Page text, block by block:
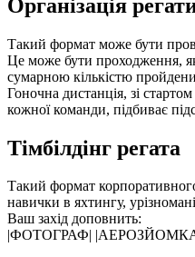
Організація
Такий формат може бути
Це може бути проходження,
сумарною кількістю
Гоночна дистанція, зі
кожної команди, підбиває
Тімбілдінг регата
Такий формат
навички в яхтингу,
Ваш захід доповнить:
|ФОТОГРАФ|